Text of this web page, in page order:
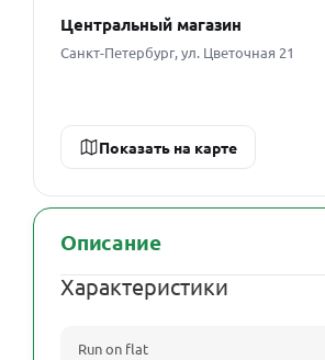
Центральный магазин
Санкт-Петербург, ул. Цветочная 21
Показать на карте
Описание
Характеристики
Run on flat